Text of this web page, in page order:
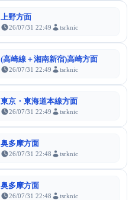
上野方面
26/07/31 22:49 tsrknic
(高崎線＋湘南新宿)高崎方面
26/07/31 22:49 tsrknic
東京・東海道本線方面
26/07/31 22:49 tsrknic
奥多摩方面
26/07/31 22:48 tsrknic
奥多摩方面
26/07/31 22:48 tsrknic